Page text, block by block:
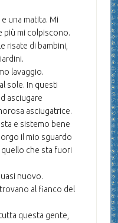
una matita. Mi
più mi colpiscono.
risate di bambini,
lavaggio.
sole. In questi
asciugare
asciugatrice.
e sistemo bene
il mio sguardo
che sta fuori
nuovo.
al fianco del
questa gente,